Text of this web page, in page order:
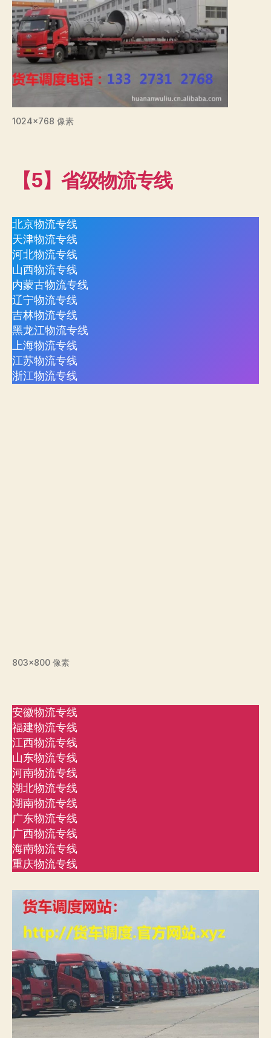
1024×768 像素
【5】省级物流专线
北京物流专线
天津物流专线
河北物流专线
山西物流专线
内蒙古物流专线
辽宁物流专线
吉林物流专线
黑龙江物流专线
上海物流专线
江苏物流专线
浙江物流专线
803×800 像素
安徽物流专线
福建物流专线
江西物流专线
山东物流专线
河南物流专线
湖北物流专线
湖南物流专线
广东物流专线
广西物流专线
海南物流专线
重庆物流专线